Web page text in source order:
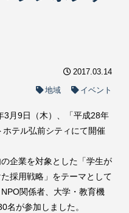
2017.03.14
地域 イベント
3月9日（木）、「平成28年
テル弘前シティにて開催
企業を対象とした「学生が
採用戦略」をテーマとして
関係者、大学・教育機
名が参加しました。